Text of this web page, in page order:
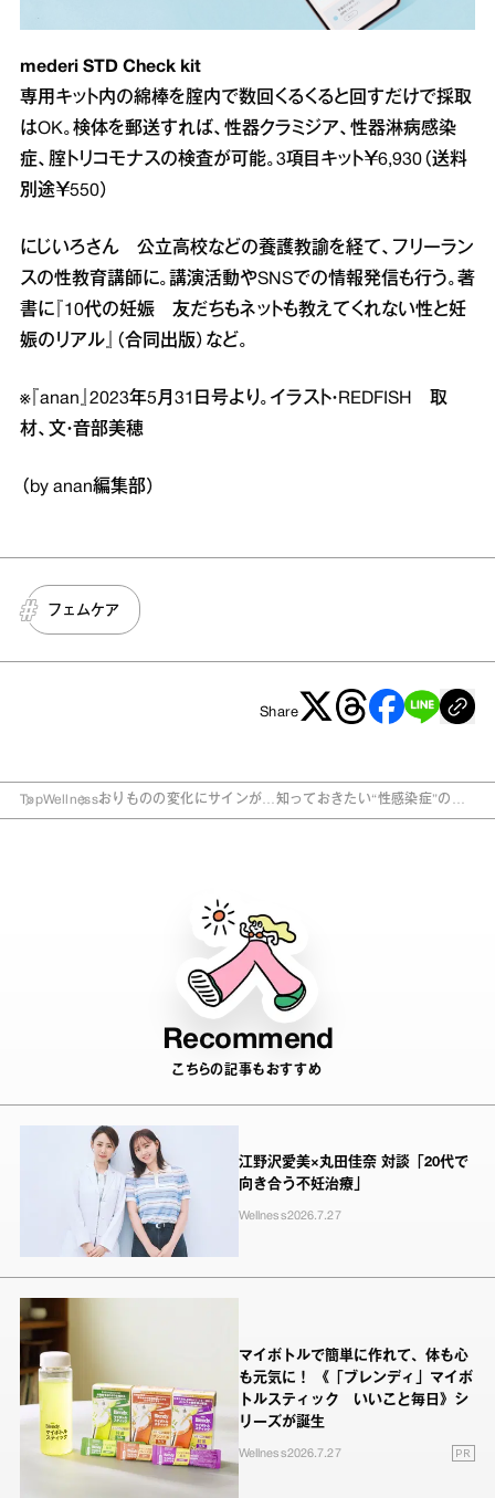
mederi STD Check kit
専用キット内の綿棒を腟内で数回くるくると回すだけで採取
はOK。検体を郵送すれば、性器クラミジア、性器淋病感染
症、腟トリコモナスの検査が可能。3項目キット￥6,930（送料
別途￥550）
にじいろさん 公立高校などの養護教諭を経て、フリーラン
スの性教育講師に。講演活動やSNSでの情報発信も行う。著
書に『10代の妊娠 友だちもネットも教えてくれない性と妊
娠のリアル』（合同出版）など。
※『anan』2023年5月31日号より。イラスト・REDFISH 取
材、文・音部美穂
（by anan編集部）
フェムケア
Share
TopWellnessおりものの変化にサインが…知っておきたい“性感染症”の基
Recommend
こちらの記事もおすすめ
江野沢愛美×丸田佳奈 対談「20代で
向き合う不妊治療」
Wellness2026.7.27
マイボトルで簡単に作れて、体も心
も元気に！ 《「ブレンディ」マイボ
トルスティック いいこと毎日》シ
リーズが誕生
Wellness2026.7.27 PR